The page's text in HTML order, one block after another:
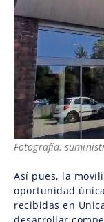
Fotografía:
Así pues, la
oportunidad
recibidas en